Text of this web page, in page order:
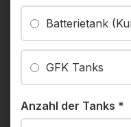
Batterietank
GFK Tanks
Anzahl der Tanks *